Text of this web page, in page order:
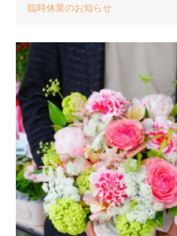
臨時休業のお知らせ